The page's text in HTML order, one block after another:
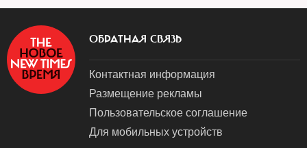
ОБРАТНАЯ СВЯЗЬ
Контактная информация
Размещение рекламы
Пользовательское соглашение
Для мобильных устройств